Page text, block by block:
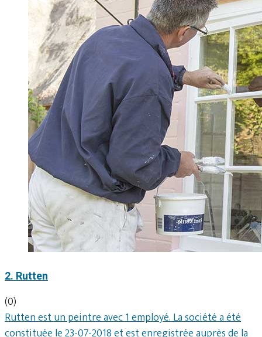
2. Rutten
(0)
Rutten est un peintre avec 1 employé. La société a été
constituée le 23-07-2018 et est enregistrée auprès de la